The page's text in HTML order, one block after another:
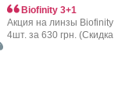
Biofinity 3+1
Акция на линзы Biofinity
4шт. за 630 грн. (Скидка